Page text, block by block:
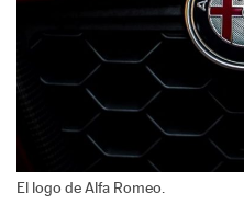
El logo de Alfa Romeo.